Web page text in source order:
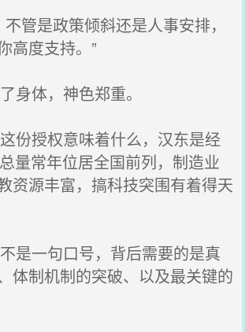
管是政策倾斜还是人事安排，
高度支持。”
身体，神色郑重。
份授权意味着什么，汉东是经
量常年位居全国前列，制造业
资源丰富，搞科技突围有着得天
是一句口号，背后需要的是真
体制机制的突破、以及最关键的